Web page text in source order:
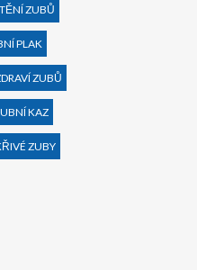
ZUBŮ
PLAK
ZUBŮ
KAZ
ZUBY